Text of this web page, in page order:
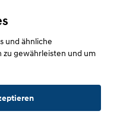
Scherhag
und ähnliche
zu gewährleisten und um